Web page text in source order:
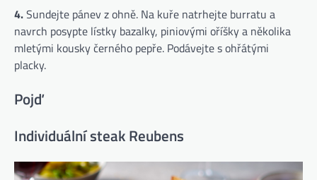
4.Sundejte pánev z ohně. Na kuře natrhejte burratu a
navrch posypte lístky bazalky, piniovými oříšky a několika
mletými kousky černého pepře. Podávejte s ohřátými
placky.
Pojď
Individuální steak Reubens